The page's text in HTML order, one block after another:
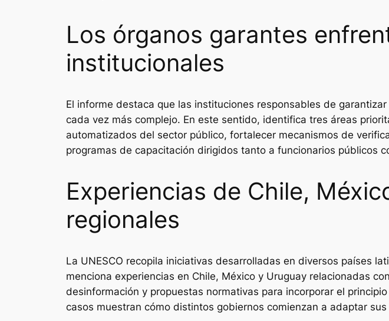
Los órganos garantes
institucionales
El informe destaca que las instituciones responsables de
cada vez más complejo. En este sentido, identifica tres áreas
automatizados del sector público, fortalecer mecanismos de
programas de capacitación dirigidos tanto a funcionarios públicos
Experiencias de Chile,
regionales
La UNESCO recopila iniciativas desarrolladas en diversos países
menciona experiencias en Chile, México y Uruguay relacionadas
desinformación y propuestas normativas para incorporar el
casos muestran cómo distintos gobiernos comienzan a adaptar